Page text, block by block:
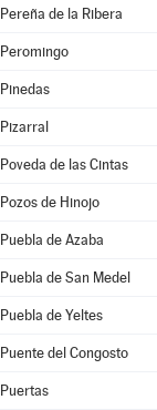
Pereña de la Ribera
Peromingo
Pinedas
Pizarral
Poveda de las Cintas
Pozos de Hinojo
Puebla de Azaba
Puebla de San Medel
Puebla de Yeltes
Puente del Congosto
Puertas